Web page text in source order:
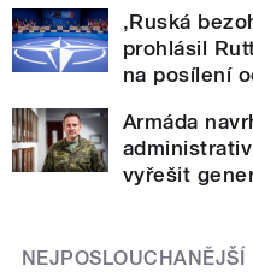
‚Ruská
prohlásil
na posílení
Armáda
vyřešit
NEJPOSLOUCHANĚJŠÍ